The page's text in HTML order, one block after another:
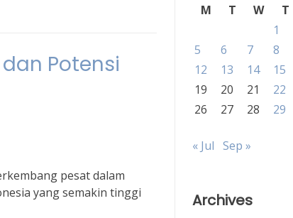
Potensi
pesat dalam
yang semakin tinggi
M
T W T
1
5
6 7 8
12
13 14 15
19
20 21 22
26
27 28 29
« Jul Sep »
Archives